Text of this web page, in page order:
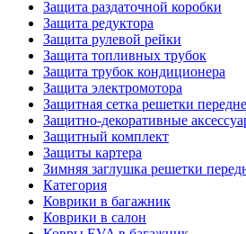
Защита раздаточной коробки
Защита редуктора
Защита рулевой рейки
Защита топливных трубок
Защита трубок кондиционера
Защита электромотора
Защитная сетка решетки
Защитно-декоративные
Защитный комплект
Защиты картера
Зимняя заглушка решетки
Категория
Коврики в багажник
Коврики в салон